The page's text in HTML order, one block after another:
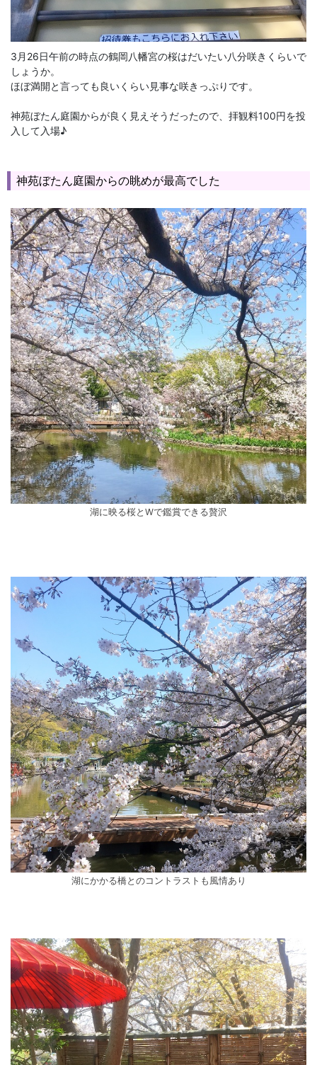
3月26日午前の時点の鶴岡八幡宮の桜はだいたい八分咲きくらいで
しょうか。
ほぼ満開と言っても良いくらい見事な咲きっぷりです。
神苑ぼたん庭園からが良く見えそうだったので、拝観料100円を投
入して入場♪
神苑ぼたん庭園からの眺めが最高でした
湖に映る桜とWで鑑賞できる贅沢
湖にかかる橋とのコントラストも風情あり